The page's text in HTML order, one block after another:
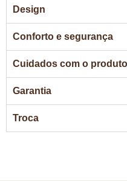
Design
Conforto e segurança
Cuidados com o produto
Garantia
Troca